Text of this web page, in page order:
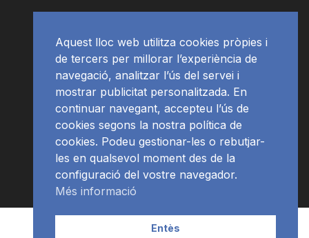
APP Programació
Aquest lloc web utilitza cookies pròpies i
de tercers per millorar l’experiència de
navegació, analitzar l’ús del servei i
mostrar publicitat personalitzada. En
continuar navegant, accepteu l’ús de
cookies segons la nostra política de
cookies. Podeu gestionar-les o rebutjar-
les en qualsevol moment des de la
configuració del vostre navegador.
Més informació
Entès